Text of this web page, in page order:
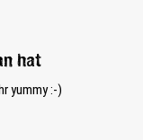
hat
yummy :-)